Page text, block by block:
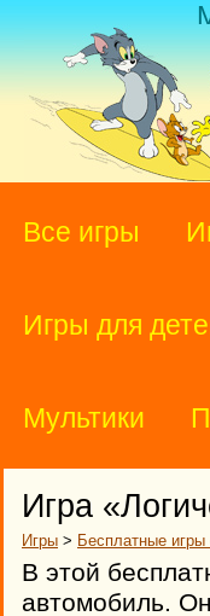
Все игры
Игры для
Мультики
Игра
Игры > Бесплатные игры
В этой
автомобиль.